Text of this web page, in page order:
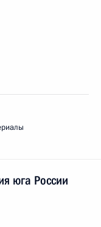
юга России